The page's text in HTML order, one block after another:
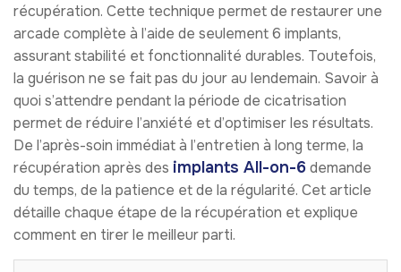
récupération. Cette technique permet de restaurer une
arcade complète à l’aide de seulement 6 implants,
assurant stabilité et fonctionnalité durables. Toutefois,
la guérison ne se fait pas du jour au lendemain. Savoir à
quoi s’attendre pendant la période de cicatrisation
permet de réduire l’anxiété et d’optimiser les résultats.
De l’après-soin immédiat à l’entretien à long terme, la
récupération après des implants All-on-6demande
du temps, de la patience et de la régularité. Cet article
détaille chaque étape de la récupération et explique
comment en tirer le meilleur parti.